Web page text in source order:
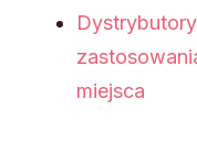
miejsca